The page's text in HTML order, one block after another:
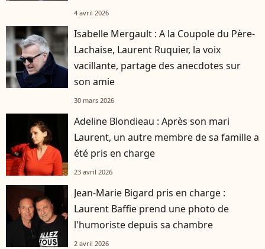
4 avril 2026
Isabelle Mergault : A la Coupole du Père-
Lachaise, Laurent Ruquier, la voix
vacillante, partage des anecdotes sur
son amie
30 mars 2026
Adeline Blondieau : Après son mari
Laurent, un autre membre de sa famille a
été pris en charge
23 avril 2026
Jean-Marie Bigard pris en charge :
Laurent Baffie prend une photo de
l'humoriste depuis sa chambre
2 avril 2026